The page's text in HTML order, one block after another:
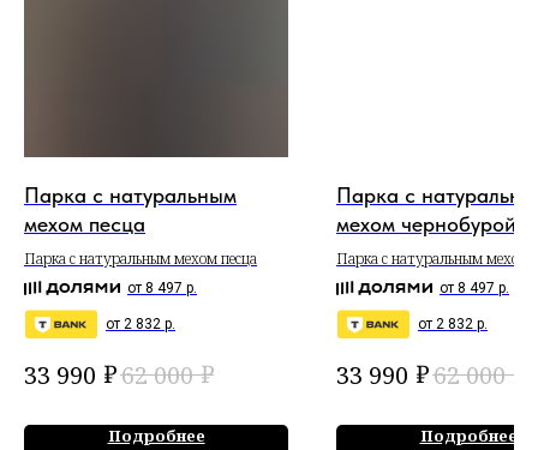
Парка с натуральным
мехом песца
Парка с натуральным мехом песца
от 8 497 р.
от 2 832 р.
33 990 ₽62 000 ₽
Подробнее
Парка с
мехом чернобурой
Парка с натуральным мехом
чернобурой лисыот 8 497 р.
от 2 832 р.
33 990 ₽62 000 ₽
Подробнее